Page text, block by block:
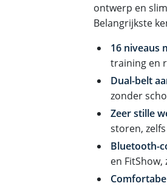
ontwerp en
Belangrijkste
16 niveaus
training en
Dual-belt
zonder
Zeer stille
storen,
Bluetooth-
en